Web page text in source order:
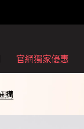
官網獨家優惠